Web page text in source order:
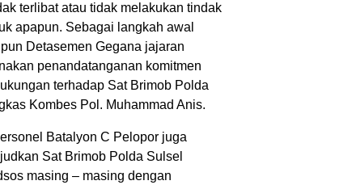
terlibat atau tidak melakukan tindak
apapun. Sebagai langkah awal
Detasemen Gegana jajaran
penandatanganan komitmen
terhadap Sat Brimob Polda
Kombes Pol. Muhammad Anis.
Batalyon C Pelopor juga
Sat Brimob Polda Sulsel
masing – masing dengan